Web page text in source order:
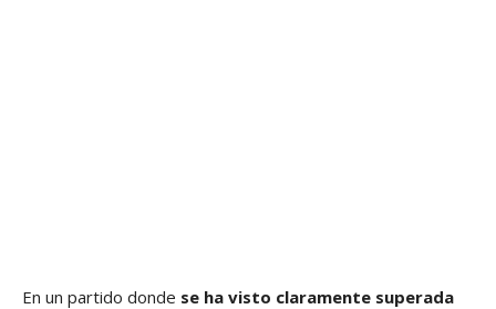
En un partido donde se ha visto claramente superada